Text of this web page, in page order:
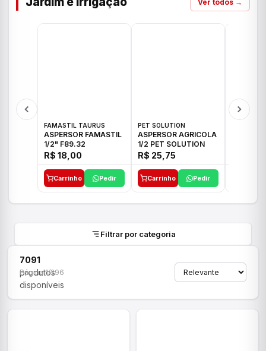
Ver todos →
FAMASTIL TAURUS
ASPERSOR FAMASTIL
1/2" F89.32
R$ 18,00
Carrinho Pedir
PET SOLUTION
ASPERSOR AGRICOLA
1/2 PET SOLUTION
R$ 25,75
Carrinho Pedir
Filtrar por categoria
7091
produtos
disponíveis
Página 1/296